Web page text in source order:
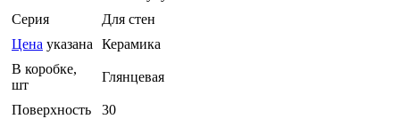
Серия
Для стен
Цена указана Керамика
В коробке,
шт
Глянцевая
Поверхность
30